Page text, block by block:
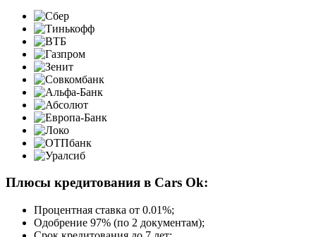
Плюсы кредитования в Cars Ok:
Процентная ставка от 0.01%;
Одобрение 97% (по 2 документам);